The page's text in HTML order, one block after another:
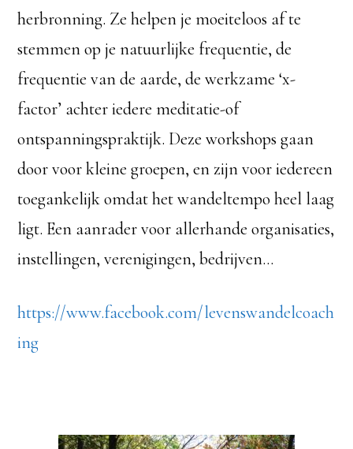
herbronning. Ze helpen je moeiteloos af te
stemmen op je natuurlijke frequentie, de
frequentie van de aarde, de werkzame ‘x-
factor’ achter iedere meditatie-of
ontspanningspraktijk. Deze workshops gaan
door voor kleine groepen, en zijn voor iedereen
toegankelijk omdat het wandeltempo heel laag
ligt. Een aanrader voor allerhande organisaties,
instellingen, verenigingen, bedrijven…
https://www.facebook.com/levenswandelcoach
ing